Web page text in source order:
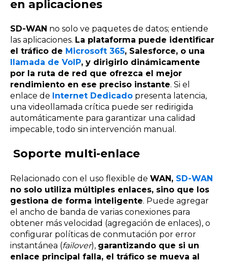
en aplicaciones
SD-WAN no solo ve paquetes de datos; entiende
las aplicaciones. La plataforma puede identificar
el tráfico de Microsoft 365, Salesforce, o una
llamada de VoIP, y dirigirlo dinámicamente
por la ruta de red que ofrezca el mejor
rendimiento en ese preciso instante. Si el
enlace de Internet Dedicado presenta latencia,
una videollamada crítica puede ser redirigida
automáticamente para garantizar una calidad
impecable, todo sin intervención manual.
Soporte multi-enlace
Relacionado con el uso flexible de WAN, SD-WAN
no solo utiliza múltiples enlaces, sino que los
gestiona de forma inteligente. Puede agregar
el ancho de banda de varias conexiones para
obtener más velocidad (agregación de enlaces), o
configurar políticas de conmutación por error
instantánea (failover), garantizando que si un
enlace principal falla, el tráfico se mueva al